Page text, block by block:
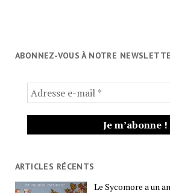
ABONNEZ-VOUS À NOTRE
ARTICLES RÉCENTS
Le Sycomore a un